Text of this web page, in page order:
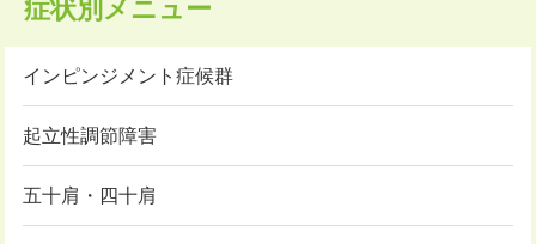
症状別メニュー
インピンジメント症候群
起立性調節障害
五十肩・四十肩